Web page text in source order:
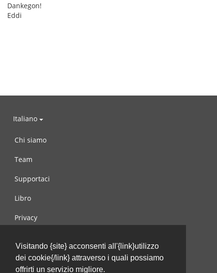
Visitando {site} acconsenti all'{link}utilizzo
dei cookie{/link} attraverso i quali possiamo
offrirti un servizio migliore.
Dankegon!
Eddi
Italiano
Chi siamo
Team
Supportaci
Libro
Privacy
Contattaci